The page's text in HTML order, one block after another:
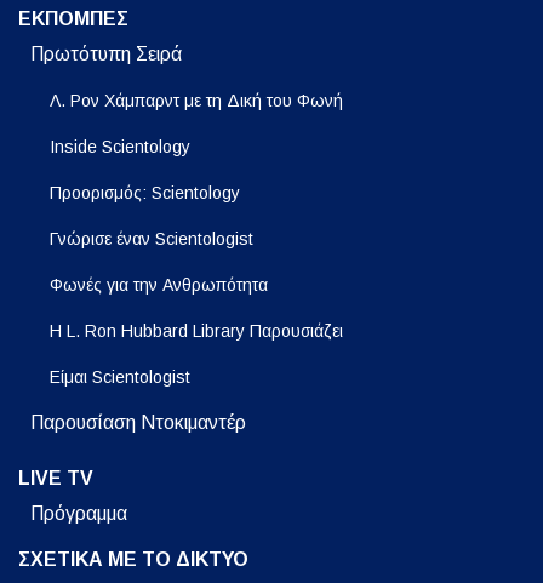
ΕΚΠΟΜΠΕΣ
Πρωτότυπη Σειρά
Λ. Ρον Χάμπαρντ με τη Δική του Φωνή
Inside Scientology
Προορισμός: Scientology
Γνώρισε έναν Scientologist
Φωνές για την Ανθρωπότητα
Η L. Ron Hubbard Library Παρουσιάζει
Είμαι Scientologist
Παρουσίαση Ντοκιμαντέρ
LIVE TV
Πρόγραμμα
ΣΧΕΤΙΚΑ ΜΕ ΤΟ ΔΙΚΤΥΟ